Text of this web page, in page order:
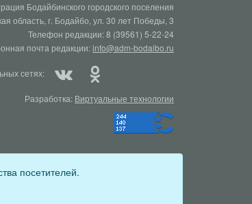
Бодайбинского городского поселения
область, г. Бодайбо, ул. 30 лет Победы, 3
Телефон редакции: 8 (39561) 5-22-24
почта редакции:info@adm-bodaibo.ru
сетях:
Разработка: Виртуальные технологии
Эл № ФС77-78670 от 10 июля 2020 г)
посетителей.